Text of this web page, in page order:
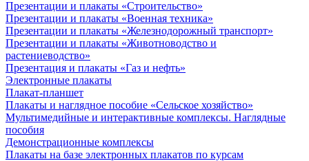
Презентации и плакаты «Строительство»
Презентации и плакаты «Военная техника»
Презентации и плакаты «Железнодорожный транспорт»
Презентации и плакаты «Животноводство и
растениеводство»
Презентация и плакаты «Газ и нефть»
Электронные плакаты
Плакат-планшет
Плакаты и наглядное пособие «Сельское хозяйство»
Мультимедийные и интерактивные комплексы. Наглядные
пособия
Демонстрационные комплексы
Плакаты на базе электронных плакатов по курсам